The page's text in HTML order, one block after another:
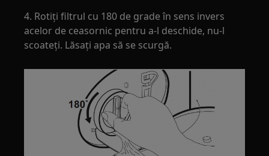
4. Rotiți filtrul cu 180 de grade în sens invers
acelor de ceasornic pentru a-l deschide, nu-l
scoateți. Lăsați apa să se scurgă.